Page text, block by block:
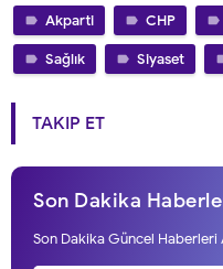
Akparti CHP
Sağlık Siyaset
TAKIP ET
Son Dakika
Son Dakika Güncel